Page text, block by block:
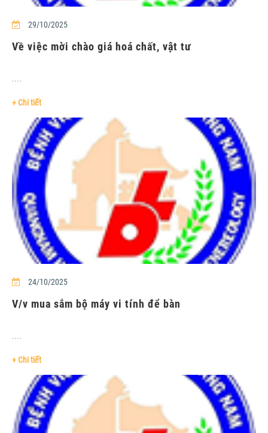
29/10/2025
Về việc mời chào giá hoá chất, vật tư
....
+ Chi tiết
24/10/2025
V/v mua sắm bộ máy vi tính để bàn
....
+ Chi tiết